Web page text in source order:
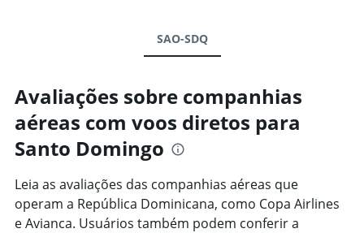
SAO-SDQ
Avaliações sobre companhias
aéreas com voos diretos para
Santo Domingo
Leia as avaliações das companhias aéreas que
operam a República Dominicana, como Copa Airlines
e Avianca. Usuários também podem conferir a